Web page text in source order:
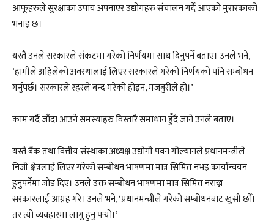
आफूहरुले सुरक्षाका उपाय अपनाएर उद्योगहरु संचालन गर्दै आएको मुरारकाकाे
भनाइ छ।
यस्तै उनले सरकारले संकटमा गरेको निर्णयमा साथ दिनुपर्ने बताए। उनले भने,
‘हामीले अहिलेको अवस्थालाई लिएर सरकारले गरेको निर्णयको पनि सम्बोधन
गर्नुपर्छ। सरकारले रहरले बन्द गरेको होइन, मजबुरीले हो।’
काम गर्दै जाँदा आउने समस्याहरु विस्तारै समाधान हुँदै जाने उनले बताए।
यस्तै बैंक तथा वित्तीय संस्थाका अध्यक्ष उद्योगी पवन गोल्यानले प्रधानमन्त्रीले
निजी क्षेत्रलाई लिएर गरेको सम्बोधन भाषणमा मात्र सिमित नभइ कार्यान्वयन
हुनुपर्नेमा जाेड दिए। उनले उक्त सम्बोधन भाषणमा मात्र सिमित नराख्न
सरकारलाई आग्रह गरे। उनले भने, ‘प्रधानमन्त्रीले गरेको सम्बोधनबाट खुसी छौँ।
तर त्यो व्यवहारमा लागु हुनु पर्‍यो।’